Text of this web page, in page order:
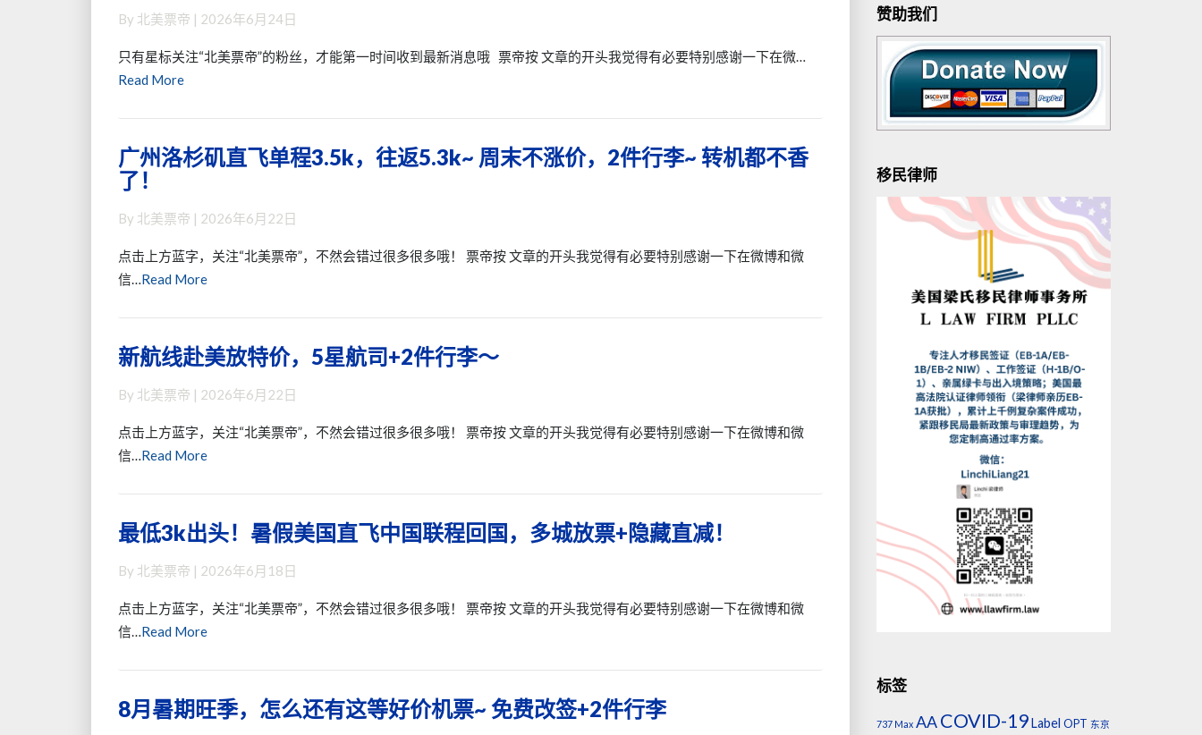
舱
都
汗
颜
~
要
傲
视
雄
出
发，
这
价
可
以
手
了
~
学
友
好：
免
费
改
件
行
李
$400
直
飞
回
国！
至
能
程
飞
虹
桥，
全
多
到
家
门
By 北美票帝 | 2026年6月24日
只有星标关注“北美票帝”的粉丝，才能第一时间收到最新消息哦 票帝按 文章的开头我觉得有必要特别感谢一下在微…
Read MoreRead
广
州
杉
矶
直
飞
3.5k，
返
5.3k~
周
末
不
价，
件
行
李
转
都
广州洛杉矶直飞单程3.5k，往返5.3k~ 周末不涨价，2件行李~ 转机都不香
了！
By 北美票帝 | 2026年6月22日
点击上方蓝字，关注“北美票帝”，不然会错过很多很多哦！ 票帝按 文章的开头我觉得有必要特别感谢一下在微博和微
信…Read MoreRead
新
线
赴
美
放
特
5
航
司
+2
行
～
新航线赴美放特价，5星航司+2件行李～
By 北美票帝 | 2026年6月22日
点击上方蓝字，关注“北美票帝”，不然会错过很多很多哦！ 票帝按 文章的开头我觉得有必要特别感谢一下在微博和微
信…Read MoreRead
最
3k
出
头！
暑
假
国
最低3k出头！暑假美国直飞中国联程回国，多城放票+隐藏直减！
By 北美票帝 | 2026年6月18日
点击上方蓝字，关注“北美票帝”，不然会错过很多很多哦！ 票帝按 文章的开头我觉得有必要特别感谢一下在微博和微
信…Read MoreRead
8
8月暑期旺季，怎么还有这等好价机票~ 免费改签+2件行李
赞助我们
移民律师
标签
737 Max AA COVID-19 Label OPT 东京